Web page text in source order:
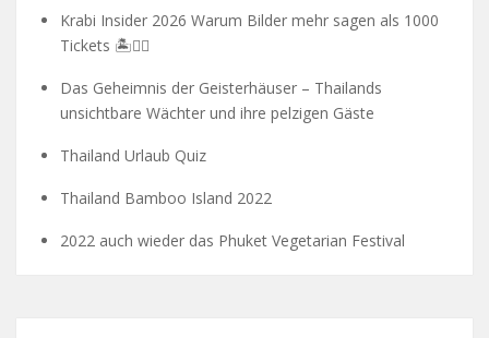
Krabi Insider 2026 Warum Bilder mehr sagen als 1000
Tickets 🏝️🧗‍♂️
Das Geheimnis der Geisterhäuser – Thailands
unsichtbare Wächter und ihre pelzigen Gäste
Thailand Urlaub Quiz
Thailand Bamboo Island 2022
2022 auch wieder das Phuket Vegetarian Festival